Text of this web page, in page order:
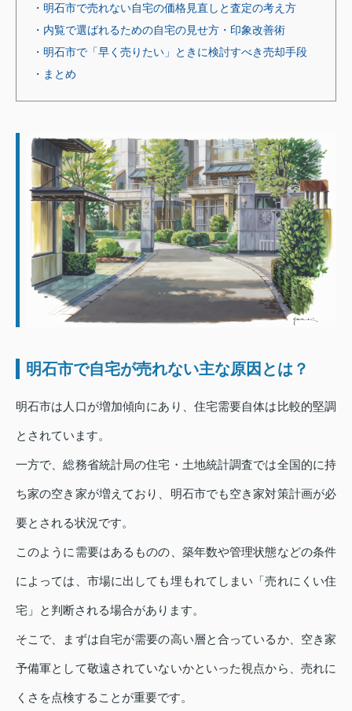
・明石市で売れない自宅の価格見直しと査定の考え方
・内覧で選ばれるための自宅の見せ方・印象改善術
・明石市で「早く売りたい」ときに検討すべき売却手段
・まとめ
明石市で自宅が売れない主な原因とは？
明石市は人口が増加傾向にあり、住宅需要自体は比較的堅調
とされています。
一方で、総務省統計局の住宅・土地統計調査では全国的に持
ち家の空き家が増えており、明石市でも空き家対策計画が必
要とされる状況です。
このように需要はあるものの、築年数や管理状態などの条件
によっては、市場に出しても埋もれてしまい「売れにくい住
宅」と判断される場合があります。
そこで、まずは自宅が需要の高い層と合っているか、空き家
予備軍として敬遠されていないかといった視点から、売れに
くさを点検することが重要です。